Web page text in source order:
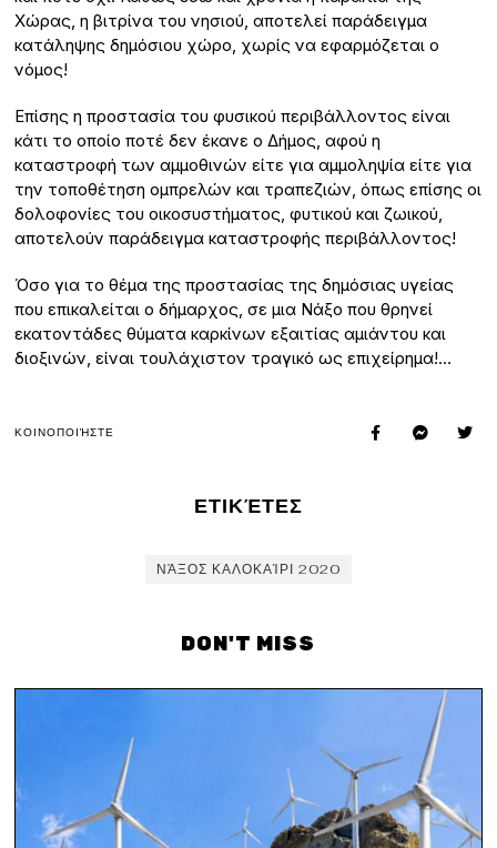
Χώρας, η βιτρίνα του νησιού, αποτελεί παράδειγμα
κατάληψης δημόσιου χώρο, χωρίς να εφαρμόζεται ο
νόμος!
Επίσης η προστασία του φυσικού περιβάλλοντος είναι
κάτι το οποίο ποτέ δεν έκανε ο Δήμος, αφού η
καταστροφή των αμμοθινών είτε για αμμοληψία είτε για
την τοποθέτηση ομπρελών και τραπεζιών, όπως επίσης οι
δολοφονίες του οικοσυστήματος, φυτικού και ζωικού,
αποτελούν παράδειγμα καταστροφής περιβάλλοντος!
Όσο για το θέμα της προστασίας της δημόσιας υγείας
που επικαλείται ο δήμαρχος, σε μια Νάξο που θρηνεί
εκατοντάδες θύματα καρκίνων εξαιτίας αμιάντου και
διοξινών, είναι τουλάχιστον τραγικό ως επιχείρημα!…
ΚΟΙΝΟΠΟΙΉΣΤΕ
ΕΤΙΚΈΤΕΣ
ΝΆΞΟΣ ΚΑΛΟΚΑΊΡΙ 2020
DON'T MISS